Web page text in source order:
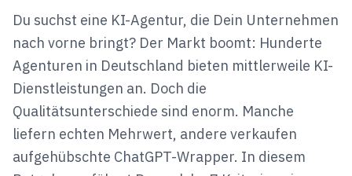
Du suchst eine KI-Agentur, die Dein Unternehmen
nach vorne bringt? Der Markt boomt: Hunderte
Agenturen in Deutschland bieten mittlerweile KI-
Dienstleistungen an. Doch die
Qualitätsunterschiede sind enorm. Manche
liefern echten Mehrwert, andere verkaufen
aufgehübschte ChatGPT-Wrapper. In diesem